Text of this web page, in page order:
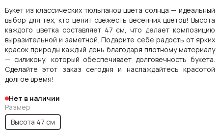
Букет из классических тюльпанов цвета солнца — идеальный
выбор для тех, кто ценит свежесть весенних цветов! Высота
каждого цветка составляет 47 см, что делает композицию
выразительной и заметной. Подарите себе радость от ярких
красок природы каждый день благодаря плотному материалу
— силикону, который обеспечивает долговечность букета.
Сделайте этот заказ сегодня и наслаждайтесь красотой
долгое время!
Нет в наличии
Размер
Высота 47 см